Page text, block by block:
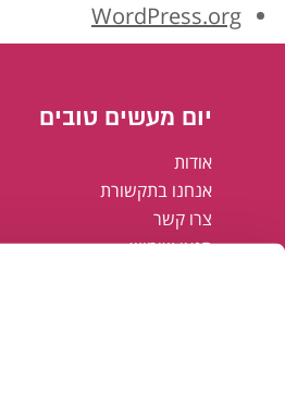
WordPress.org
יום מעשים טובים
אודות
אנחנו בתקשורת
צרו קשר
תנאי שימוש